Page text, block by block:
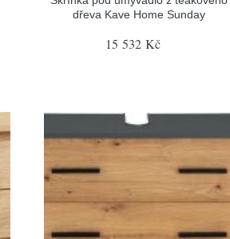
dřeva Kave Home Sunday
15 532 Kč